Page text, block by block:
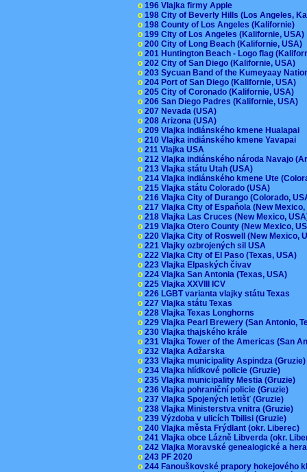
o 196 Vlajka firmy Apple
o 198 City of Beverly Hills (Los Angeles,
o 198 County of Los Angeles (Kalifornie)
o 199 City of Los Angeles (Kalifornie,
o 200 City of Long Beach (Kalifornie, USA)
o 201 Huntington Beach - Logo flag
o 202 City of San Diego (Kalifornie, USA)
o 203 Sycuan Band of the Kumeyaay
o 204 Port of San Diego (Kalifornie, USA)
o 205 City of Coronado (Kalifornie, USA)
o 206 San Diego Padres (Kalifornie, USA)
o 207 Nevada (USA)
o 208 Arizona (USA)
o 209 Vlajka indiánského kmene Hualapai
o 210 Vlajka indiánského kmene Yavapai
o 211 Vlajka USA
o 212 Vlajka indiánského národa Navajo
o 213 Vlajka státu Utah (USA)
o 214 Vlajka indiánského kmene Ute
o 215 Vlajka státu Colorado (USA)
o 216 Vlajka City of Durango (Colorado,
o 217 Vlajka City of Espaňola (New
o 218 Vlajka Las Cruces (New Mexico,
o 219 Vlajka Otero County (New Mexico,
o 220 Vlajka City of Roswell (New Mexico,
o 221 Vlajky ozbrojených sil USA
o 222 Vlajka City of El Paso (Texas, USA)
o 223 Vlajka Elpaských čivav
o 224 Vlajka San Antonia (Texas, USA)
o 225 Vlajka XXVIII ICV
o 226 LGBT varianta vlajky státu Texas
o 227 Vlajka státu Texas
o 228 Vlajka Texas Longhorns
o 229 Vlajka Pearl Brewery (San Antonio,
o 230 Vlajka thajského krále
o 231 Vlajka Tower of the Americas (San
o 232 Vlajka Adžarska
o 233 Vlajka municipality Aspindza
o 234 Vlajka hlídkové policie (Gruzie)
o 235 Vlajka municipality Mestia (Gruzie)
o 236 Vlajka pohraniční policie (Gruzie)
o 237 Vlajka Spojených letišť (Gruzie)
o 238 Vlajka Ministerstva vnitra (Gruzie)
o 239 Výzdoba v ulicích Tbilisi (Gruzie)
o 240 Vlajka města Frýdlant (okr. Liberec)
o 241 Vlajka obce Lázně Libverda (okr.
o 242 Vlajka Moravské genealogické a
o 243 PF 2020
o 244 Fanouškovské prapory hokejového